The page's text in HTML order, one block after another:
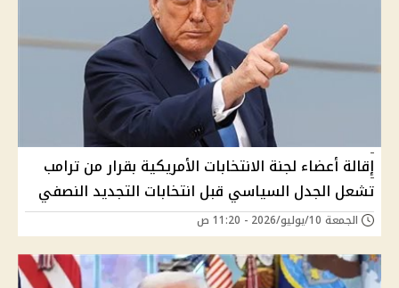
إقالة أعضاء لجنة الانتخابات الأمريكية بقرار من ترامب
تشعل الجدل السياسي قبل انتخابات التجديد النصفي
الجمعة 10/يوليو/2026 - 11:20 ص